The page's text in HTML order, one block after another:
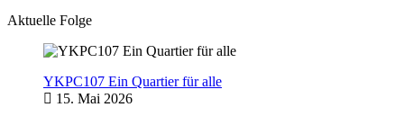
Aktuelle Folge
YKPC107 Ein Quartier für alle
15. Mai 2026